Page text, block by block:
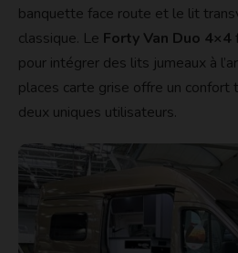
banquette face route et le lit
classique. Le Forty Van Duo 4×4
pour intégrer des lits jumeaux à
places carte grise offre un confort
deux uniques utilisateurs.